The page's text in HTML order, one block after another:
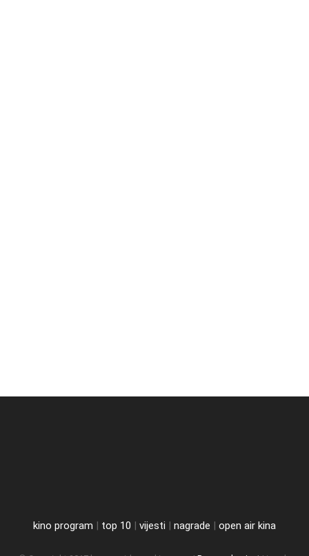
kino program | top 10 | vijesti | nagrade | open air kina